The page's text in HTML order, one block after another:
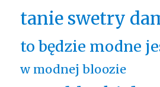
tanie swetry
to będzie modne
w modnej bloozie